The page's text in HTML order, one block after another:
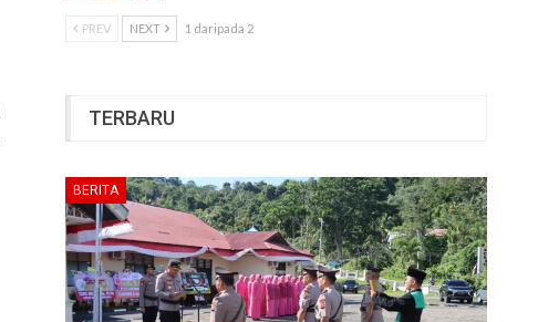
PREV NEXT 1 daripada 2
TERBARU
BERITA